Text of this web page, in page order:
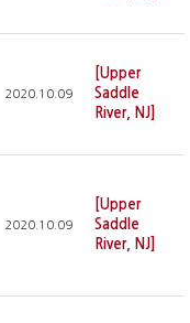
2020.10.09
[Upper
Saddle
River, NJ]
2020.10.09
[Upper
Saddle
River, NJ]